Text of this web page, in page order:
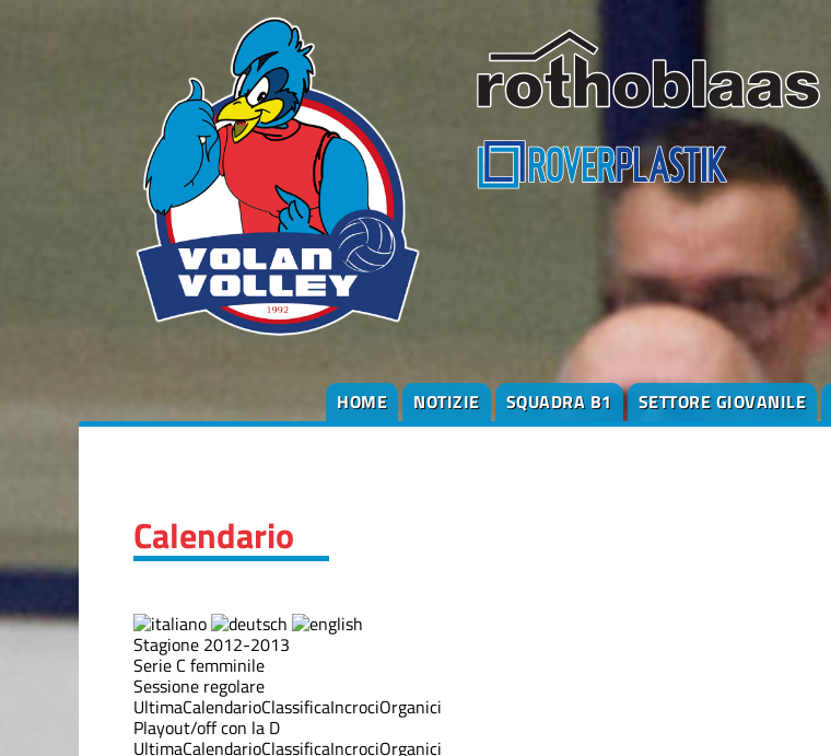
HOME NOTIZIE SQUADRA B1 SETTORE GIOVANILE
Calendario
Stagione 2012-2013
Serie C femminile
Sessione regolare
UltimaCalendarioClassificaIncrociOrganici
Playout/off con la D
UltimaCalendarioClassificaIncrociOrganici